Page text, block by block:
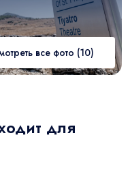
все фото (10)
для